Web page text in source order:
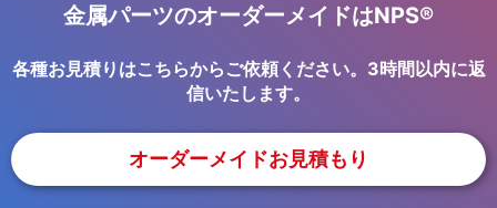
金属パーツのオーダーメイドはNPS®
各種お見積りはこちらからご依頼ください。3時間以内に返
信いたします。
オーダーメイドお見積もり